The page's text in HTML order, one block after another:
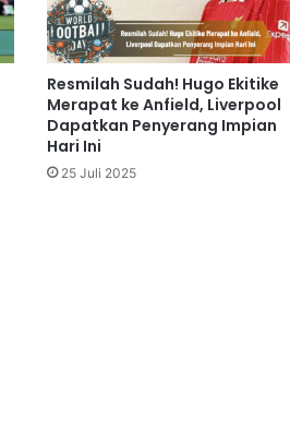
Resmilah Sudah! Hugo Ekitike
Merapat ke Anfield, Liverpool
Dapatkan Penyerang Impian
Hari Ini
25 Juli 2025